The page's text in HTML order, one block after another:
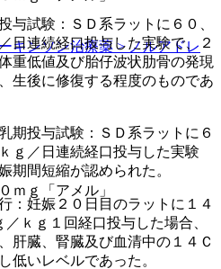
キンソン治療薬 > ノルアドレ
ｍｇ「アメル」
試験：ＳＤ系ラットに６０、
日連続経口投与した実験で、２
重低値及び胎仔波状肋骨の発現
生後に修復する程度のものであ
投与試験：ＳＤ系ラットに６
ｇ／日連続経口投与した実験
期間短縮が認められた。
：妊娠２０日目のラットに１４
ｋｇ１回経口投与した場合、
肝臓、腎臓及び血清中の１４Ｃ
低いレベルであった。